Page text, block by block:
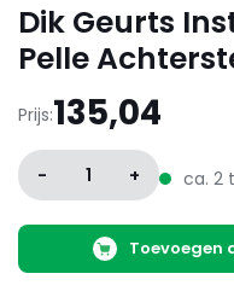
Dik Geurts
Pelle
Prijs:135,04
- 1 + ca. 2
Toevoegen